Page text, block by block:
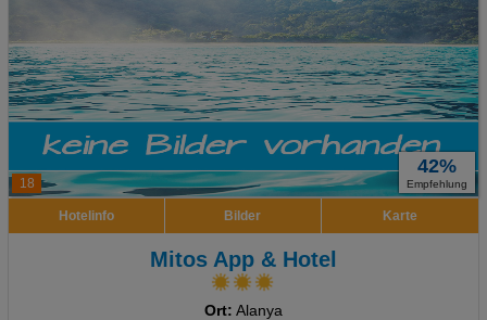
18
42%
Empfehlung
Hotelinfo Bilder Karte
Mitos App & Hotel
Ort: Alanya